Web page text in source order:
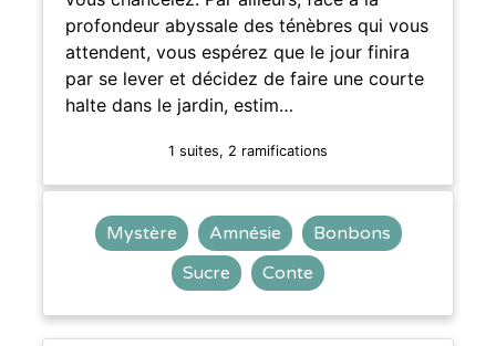
profondeur abyssale des ténèbres qui vous
attendent, vous espérez que le jour finira
par se lever et décidez de faire une courte
halte dans le jardin, estim…
1 suites, 2 ramifications
Mystère Amnésie
Bonbons
Sucre
Conte